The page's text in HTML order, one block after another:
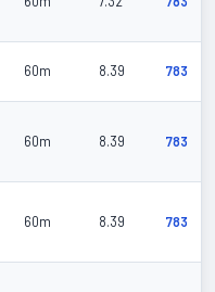
60m 8.39 783
60m 8.39 783
60m 8.39 783